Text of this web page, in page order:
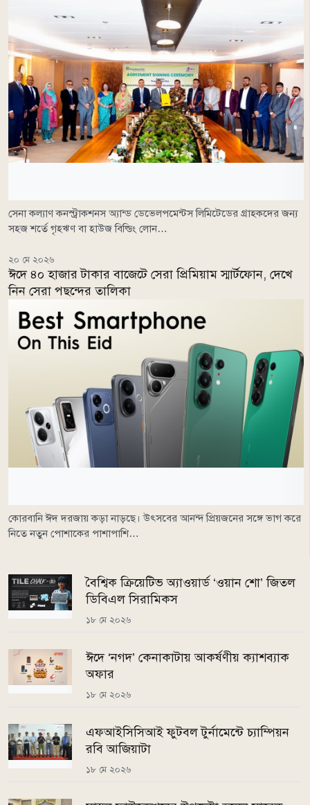
সেনা কল্যাণ কনস্ট্রাকশনস অ্যান্ড ডেভেলপমেন্টস লিমিটেডের গ্রাহকদের জন্য
সহজ শর্তে গৃহঋণ বা হাউজ বিল্ডিং লোন…
২০ মে ২০২৬
ঈদে ৪০ হাজার টাকার বাজেটে সেরা প্রিমিয়াম স্মার্টফোন, দেখে
নিন সেরা পছন্দের তালিকা
কোরবানি ঈদ দরজায় কড়া নাড়ছে। উৎসবের আনন্দ প্রিয়জনের সঙ্গে ভাগ করে
নিতে নতুন পোশাকের পাশাপাশি…
বৈশ্বিক ক্রিয়েটিভ অ্যাওয়ার্ড ‘ওয়ান শো’ জিতল
ডিবিএল সিরামিকস
১৮ মে ২০২৬
ঈদে ‘নগদ’ কেনাকাটায় আকর্ষণীয় ক্যাশব্যাক
অফার
১৮ মে ২০২৬
এফআইসিসিআই ফুটবল টুর্নামেন্টে চ্যাম্পিয়ন
রবি আজিয়াটা
১৮ মে ২০২৬